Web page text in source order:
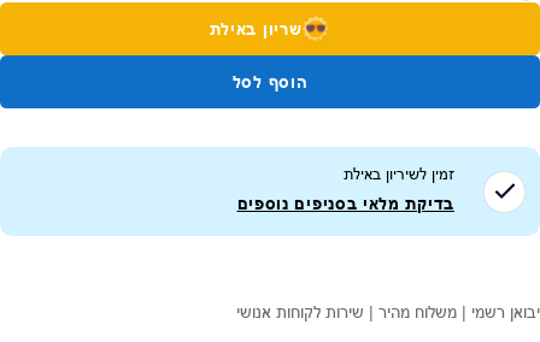
שריון באילת
הוסף לסל
זמין לשיריון באילת
בדיקת מלאי בסניפים נוספים
יבואן רשמי | משלוח מהיר | שירות לקוחות אנושי